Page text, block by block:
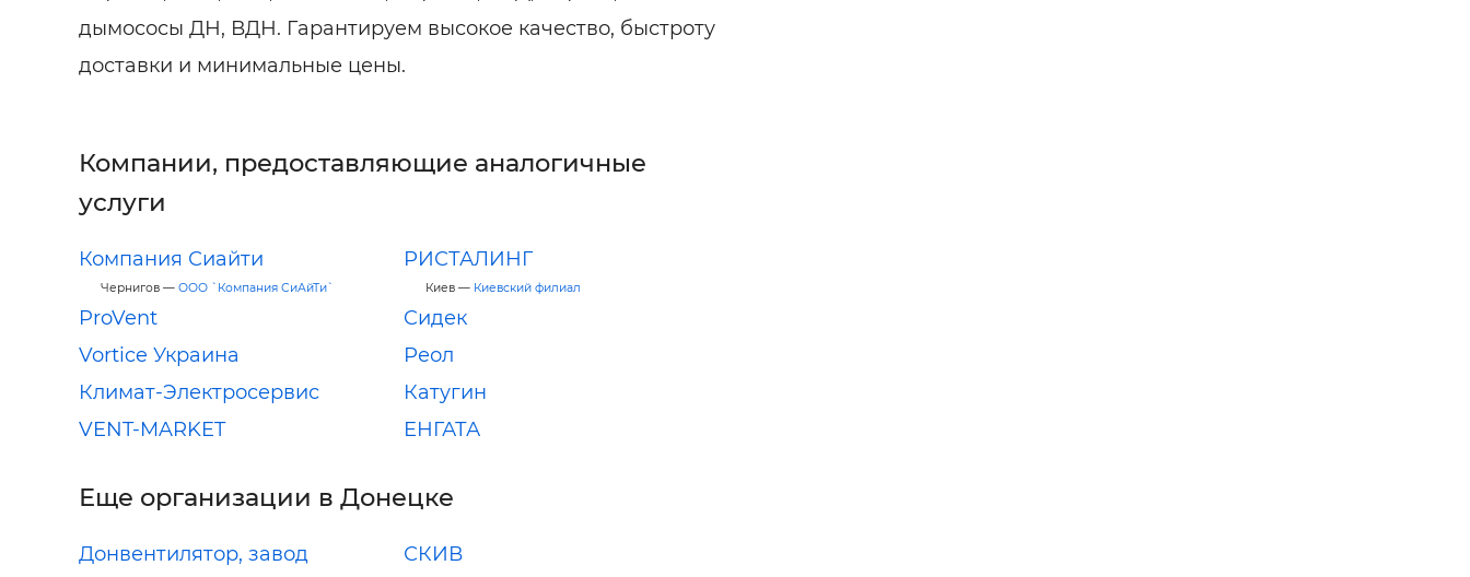
дымососы ДН, ВДН. Гарантируем высокое качество, быстроту
доставки и минимальные цены.
Компании, предоставляющие аналогичные
услуги
Компания Сиайти
Чернигов — ООО `Компания СиАйТи`
РИСТАЛИНГ
Киев — Киевский филиал
ProVent
Cидек
Vortice Украина
Реол
Климат-Электросервис
Катугин
VENT-MARKET
ЕНГАТА
Еще организации в Донецке
Донвентилятор, завод
СКИВ